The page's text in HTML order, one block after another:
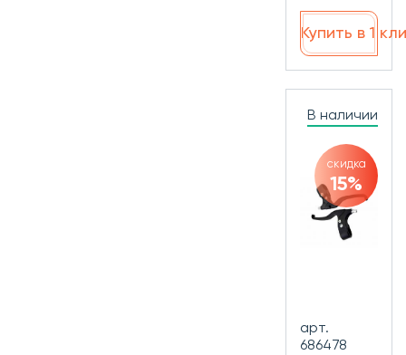
Купить в 1
В наличии
скидка
15%
арт.
686478